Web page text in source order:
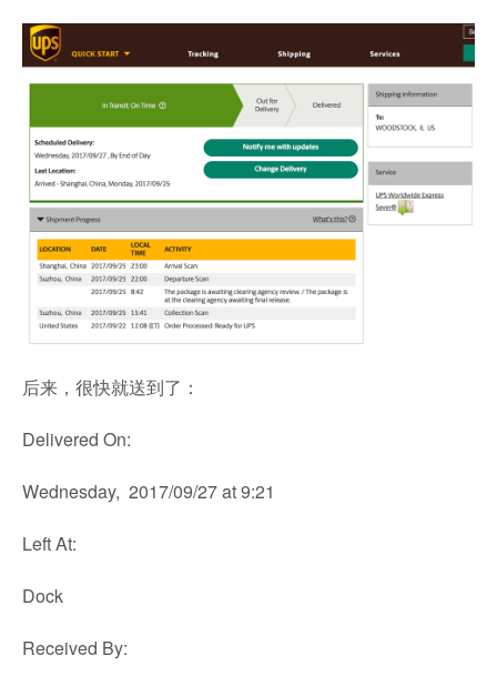
后来，很快就送到了：
Delivered On:
Wednesday, 2017/09/27 at 9:21
Left At:
Dock
Received By: